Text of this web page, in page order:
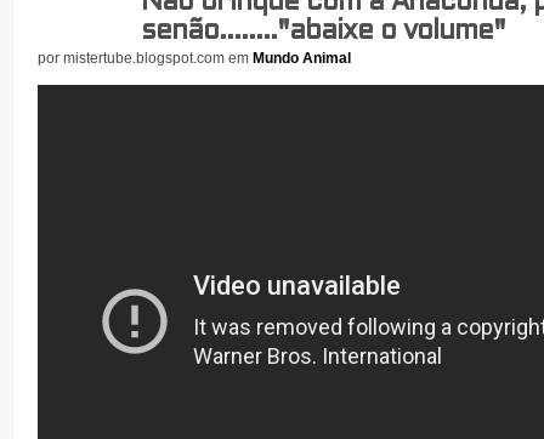
feira
,
25
senão........"abaixe o volume"
por mistertube.blogspot.com em Mundo Animal